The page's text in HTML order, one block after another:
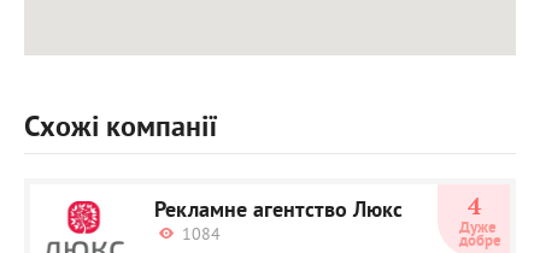
Схожі компанії
Рекламне агентство Люкс
1084
4
Дуже
добре